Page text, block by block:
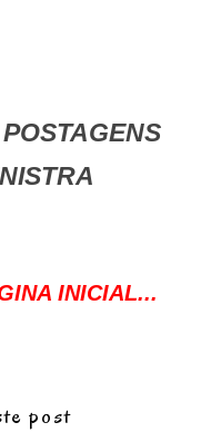
INICIAL...
post